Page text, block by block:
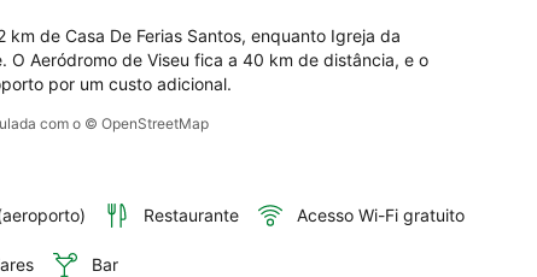
de Casa De Ferias Santos, enquanto Igreja da
Aeródromo de Viseu fica a 40 km de distância, e o
por um custo adicional.
com o © OpenStreetMap
Restaurante Acesso Wi-Fi gratuito
Bar